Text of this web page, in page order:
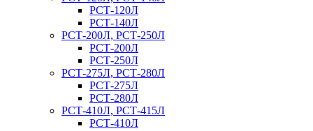
РСТ-120Л
РСТ-140Л
РСТ-200Л, РСТ-250Л
РСТ-200Л
РСТ-250Л
РСТ-275Л, РСТ-280Л
РСТ-275Л
РСТ-280Л
РСТ-410Л, РСТ-415Л
РСТ-410Л